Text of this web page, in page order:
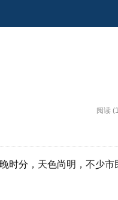
阅读
时分，天色尚明，不少市